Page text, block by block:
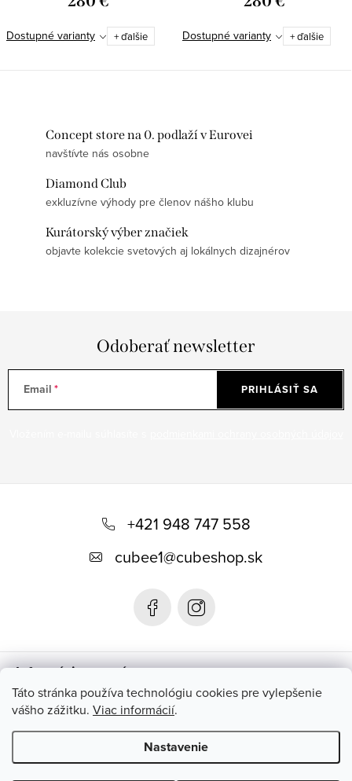
Táto stránka používa technológiu cookies pre vylepšenie
vášho zážitku. Viac informácií.
Nastavenie
Dostupné varianty + ďalšie Dostupné varianty + ďalšie
Concept store na 0. podlaží v Eurovei
navštívte nás osobne
Diamond Club
exkluzívne výhody pre členov nášho klubu
Kurátorský výber značiek
objavte kolekcie svetových aj lokálnych dizajnérov
Odoberať newsletter
Email PRIHLÁSIŤ SA
e
+421 948 747 558
cubee1@cubeshop.sk
Informácie pre vás
Instagram
Copyright 2026CUBESHOP.SK. Všetky práva vyhradené.Upraviť